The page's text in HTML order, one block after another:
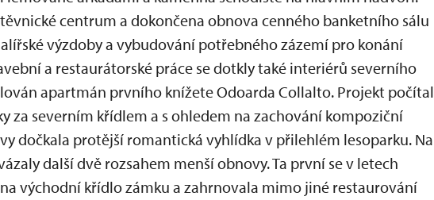
centrum a dokončena obnova cenného banketního sálu
výzdoby a vybudování potřebného zázemí pro konání
a restaurátorské práce se dotkly také interiérů severního
apartmán prvního knížete Odoarda Collalto. Projekt počítal
za severním křídlem a s ohledem na zachování kompoziční
dočkala protější romantická vyhlídka v přilehlém lesoparku. Na
další dvě rozsahem menší obnovy. Ta první se v letech
východní křídlo zámku a zahrnovala mimo jiné restaurování